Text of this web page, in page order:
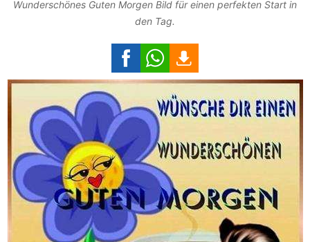
Wunderschönes Guten Morgen Bild für einen perfekten Start in
den Tag.